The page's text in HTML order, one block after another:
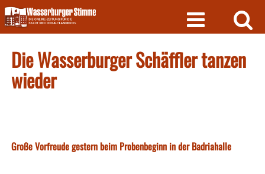
Skip
to
content
Die Wasserburger Schäffler tanzen
wieder
Große Vorfreude gestern beim Probenbeginn in der Badriahalle